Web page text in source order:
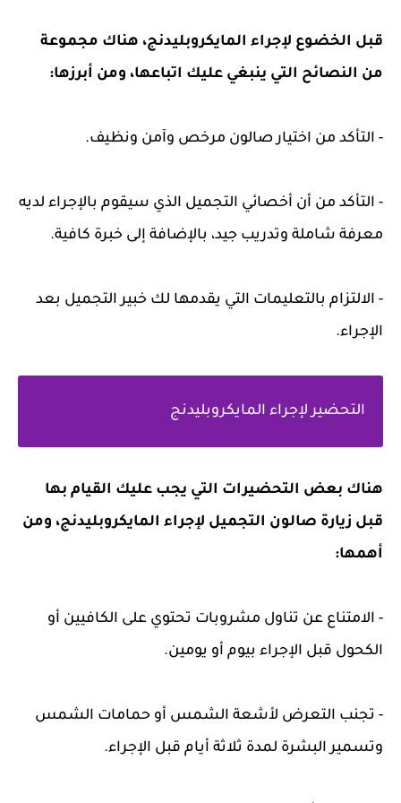
قبل الخضوع لإجراء المايكروبليدنج، هناك مجموعة
من النصائح التي ينبغي عليك اتباعها، ومن أبرزها:
- التأكد من اختيار صالون مرخص وآمن ونظيف.
- التأكد من أن أخصائي التجميل الذي سيقوم بالإجراء لديه
معرفة شاملة وتدريب جيد، بالإضافة إلى خبرة كافية.
- الالتزام بالتعليمات التي يقدمها لك خبير التجميل بعد
الإجراء.
التحضير لإجراء المايكروبليدنج
هناك بعض التحضيرات التي يجب عليك القيام بها
قبل زيارة صالون التجميل لإجراء المايكروبليدنج، ومن
أهمها:
- الامتناع عن تناول مشروبات تحتوي على الكافيين أو
الكحول قبل الإجراء بيوم أو يومين.
- تجنب التعرض لأشعة الشمس أو حمامات الشمس
وتسمير البشرة لمدة ثلاثة أيام قبل الإجراء.